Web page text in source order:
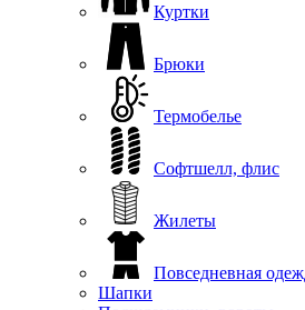
Куртки
Брюки
Термобелье
Софтшелл, флис
Жилеты
Повседневная
Шапки